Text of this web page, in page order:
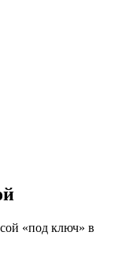
«под ключ» в